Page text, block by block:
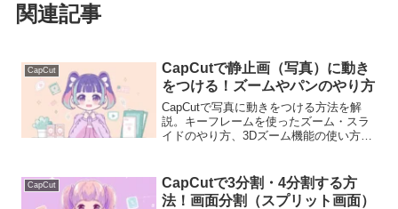
関連記事
CapCut
CapCutで静止画（写真）に動き
をつける！ズームやパンのやり方
CapCutで写真に動きをつける方法を解
説。キーフレームを使ったズーム・スラ
イドのやり方、3Dズーム機能の使い方、
CapCut
CapCutで3分割・4分割する方
法！画面分割（スプリット画面）